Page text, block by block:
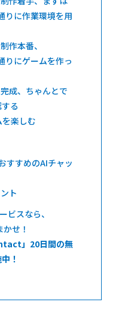
りに作業環境を用
作本番、
りにゲームを作っ
成、ちゃんとで
る
楽しむ
すすめのAIチャッ
ト
ビスなら、
せ！
」20日間の無
！